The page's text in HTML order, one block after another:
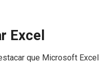
Excel
que Microsoft Excel